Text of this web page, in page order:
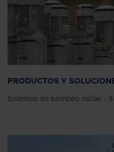
PRODUCTOS Y
Sistemas de bombeo militar -